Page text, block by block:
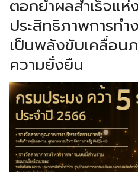
ตอกย้ำผลสำเร็จแห่
ประสิทธิภาพการท
เป็นพลังขับเคลื่อน
ความยั่งยืน